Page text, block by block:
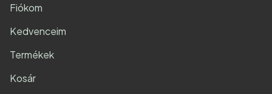
Fiókom
Kedvenceim
Termékek
Kosár